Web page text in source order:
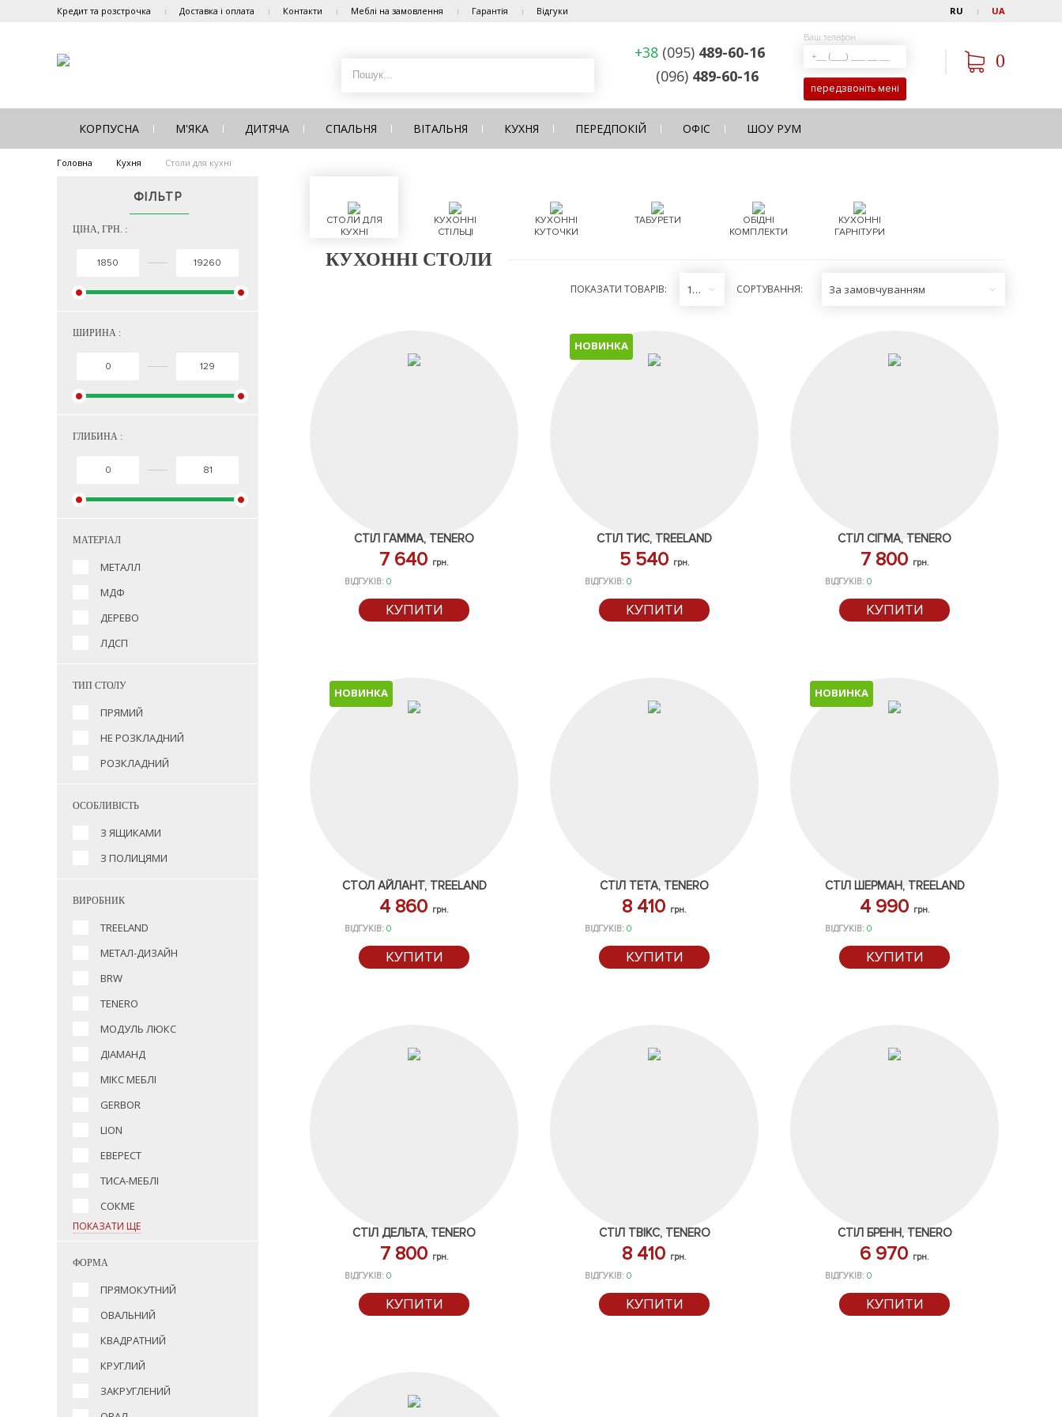
Кредит та розстрочка Доставка і оплата Контакти Меблі на замовлення Гарантія Відгуки RU UA
+38 (095) 489-60-16
(096) 489-60-16
Ваш телефон
передзвоніть мені
0
КОРПУСНА М'ЯКА ДИТЯЧА СПАЛЬНЯ ВІТАЛЬНЯ КУХНЯ ПЕРЕДПОКІЙ ОФІС ШОУ РУМ
Головна Кухня Столи для кухні
ФІЛЬТР
ЦІНА, ГРН. :
ШИРИНА :
ГЛИБИНА :
МАТЕРІАЛ
МЕТАЛЛ
МДФ
ДЕРЕВО
ЛДСП
ТИП СТОЛУ
ПРЯМИЙ
НЕ РОЗКЛАДНИЙ
РОЗКЛАДНИЙ
ОСОБЛИВІСТЬ
З ЯЩИКАМИ
З ПОЛИЦЯМИ
ВИРОБНИК
TREELAND
МЕТАЛ-ДИЗАЙН
BRW
TENERO
МОДУЛЬ ЛЮКС
ДІАМАНД
МІКС МЕБЛІ
GERBOR
LION
ЕВЕРЕСТ
ТИСА-МЕБЛІ
СОКМЕ
ПОКАЗАТИ ЩЕ
ФОРМА
ПРЯМОКУТНИЙ
ОВАЛЬНИЙ
КВАДРАТНИЙ
КРУГЛИЙ
ЗАКРУГЛЕНИЙ
СТОЛИ ДЛЯ
КУХНІ
КУХОННІ
СТІЛЬЦІ
КУХОННІ
КУТОЧКИ
ТАБУРЕТИ
ОБІДНІ
КОМПЛЕКТИ
КУХОННІ
ГАРНІТУРИ
КУХОННІ СТОЛИ
ПОКАЗАТИ ТОВАРІВ: 12 СОРТУВАННЯ: За замовчуванням
СТІЛ ГАММА, TENERO
7 640 грн.
ВІДГУКІВ: 0
КУПИТИ
НОВИНКА
СТІЛ ТИС, TREELAND
5 540 грн.
ВІДГУКІВ: 0
КУПИТИ
СТІЛ СІГМА, TENERO
7 800 грн.
ВІДГУКІВ: 0
КУПИТИ
НОВИНКА
СТОЛ АЙЛАНТ, TREELAND
4 860 грн.
ВІДГУКІВ: 0
КУПИТИ
СТІЛ ТЕТА, TENERO
8 410 грн.
ВІДГУКІВ: 0
КУПИТИ
НОВИНКА
СТІЛ ШЕРМАН, TREELAND
4 990 грн.
ВІДГУКІВ: 0
КУПИТИ
СТІЛ ДЕЛЬТА, TENERO
7 800 грн.
ВІДГУКІВ: 0
КУПИТИ
СТІЛ ТВІКС, TENERO
8 410 грн.
ВІДГУКІВ: 0
КУПИТИ
СТІЛ БРЕНН, TENERO
6 970 грн.
ВІДГУКІВ: 0
КУПИТИ